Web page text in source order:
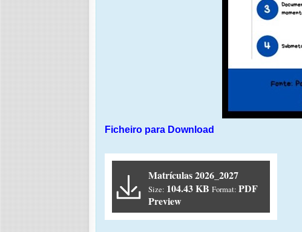
Ficheiro para Download
Matrículas 2026_2027
Size: 104.43 KB Format: PDF
Preview